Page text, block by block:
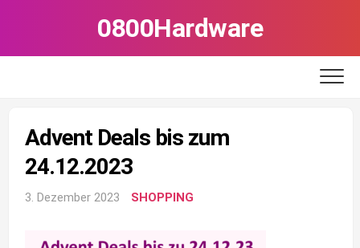
0800Hardware
Advent Deals bis zum
24.12.2023
3. Dezember 2023 SHOPPING